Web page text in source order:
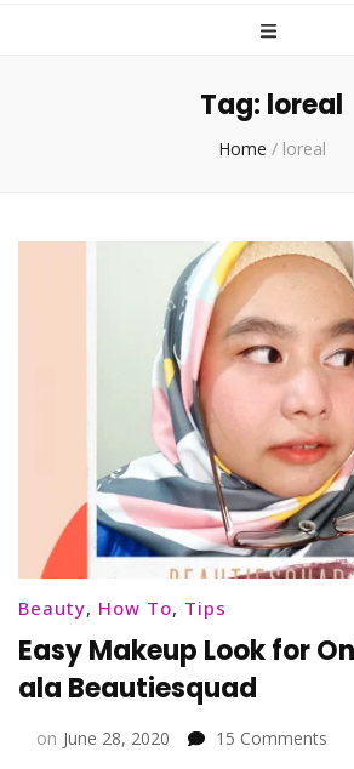
Tag: loreal
Home / loreal
Beauty, How To, Tips
Easy Makeup Look for
ala Beautiesquad
on June 28, 2020 15 Comments